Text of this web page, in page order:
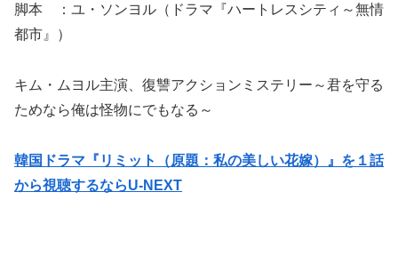
脚本 ：ユ・ソンヨル（ドラマ『ハートレスシティ～無情
都市』）
キム・ムヨル主演、復讐アクションミステリー～君を守る
ためなら俺は怪物にでもなる～
韓国ドラマ『リミット（原題：私の美しい花嫁）』を１話
から視聴するならU-NEXT